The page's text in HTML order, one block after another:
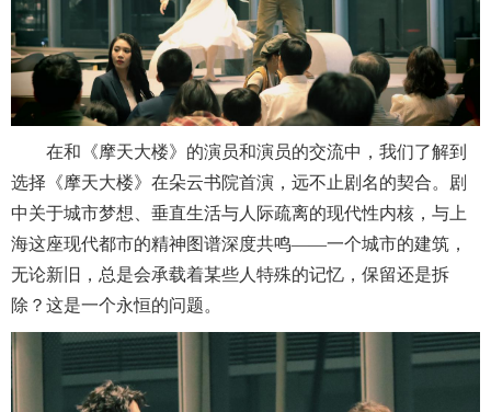
在和《摩天大楼》的演员和演员的交流中，我们了解到
选择《摩天大楼》在朵云书院首演，远不止剧名的契合。剧
中关于城市梦想、垂直生活与人际疏离的现代性内核，与上
海这座现代都市的精神图谱深度共鸣——一个城市的建筑，
无论新旧，总是会承载着某些人特殊的记忆，保留还是拆
除？这是一个永恒的问题。